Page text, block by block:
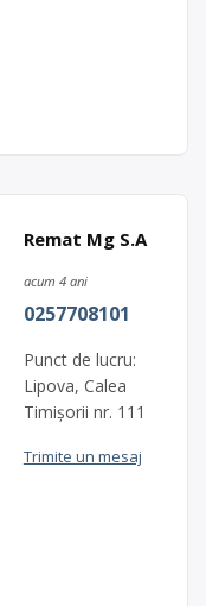
Remat Mg S.A
acum 4 ani
0257708101
Punct de lucru:
Lipova, Calea
Timișorii nr. 111
Trimite un mesaj